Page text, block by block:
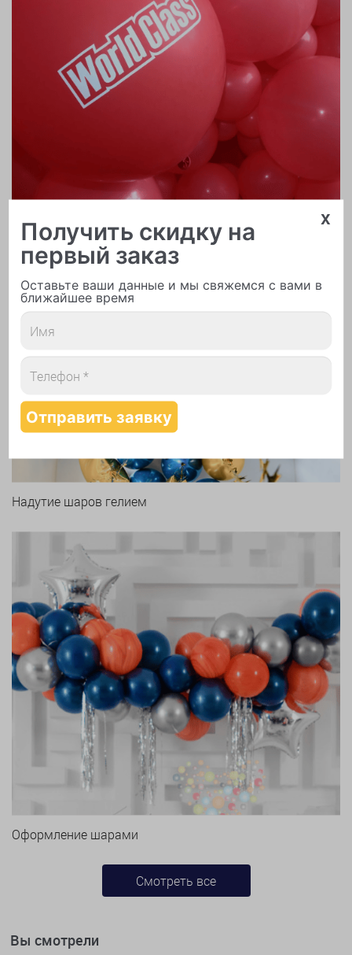
Печать логотипа
Арки и гирлянды из шаров
Надутие шаров гелием
Оформление шарами
Смотреть все
Вы смотрели
x
Получить скидку на
первый заказ
Оставьте ваши данные и мы свяжемся с вами в
ближайшее время